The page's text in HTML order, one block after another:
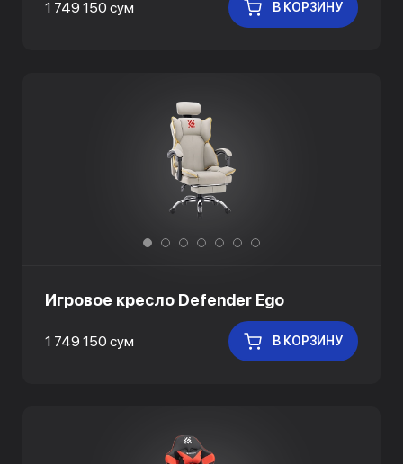
1 749 150 сум В КОРЗИНУ
Игровое кресло Defender Ego
1 749 150 сум В КОРЗИНУ